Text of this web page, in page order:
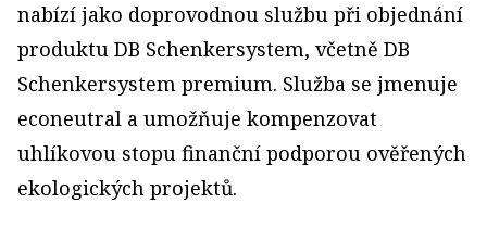
nabízí jako doprovodnou službu při objednání
produktu DB Schenkersystem, včetně DB
Schenkersystem premium. Služba se jmenuje
econeutral a umožňuje kompenzovat
uhlíkovou stopu finanční podporou ověřených
ekologických projektů.